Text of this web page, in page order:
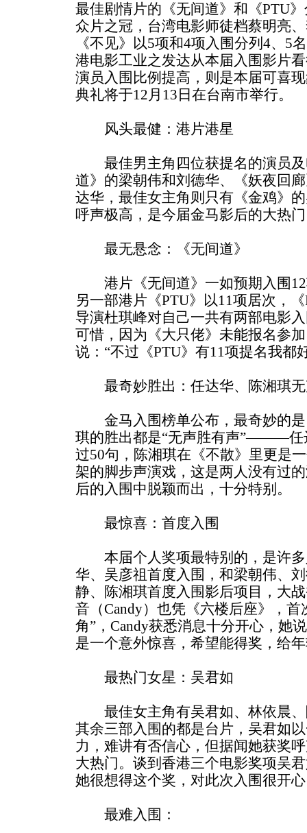
最佳剧情片的《无间道》和《PTU
众片之冠，台湾电影师徒档蔡明亮
《不见》以5项和4项入围分列4、5
港电影工业之发达从本届入围影片
演员入围比例提高，则是本届可喜
典礼将于12月13日在台南市举行。
风头最健：港片港星
最佳男主角四位获提名的演员及
道》的梁朝伟和刘德华、《妖夜回
达华，最佳女主角则只有《金鸡》
呼声极高，是今届金马影后的大热
最无悬念：《无间道》
港片《无间道》一如预期入围12
另一部港片《PTU》以11项居次，
导演杜琪峰对自己一共有两部电影
可惜，因为《大只佬》未能报名参
说：“不过《PTU》有11项提名我都
最奇妙胜出：任达华、陈湘琪无
金马入围榜单公布，最奇妙的是
琪的胜出都是“无声胜有声”———任
过50句，陈湘琪在《不散》里更是
架的脚步声演戏，这是两人没有过
后的入围中脱颖而出，十分特别。
最惊喜：首度入围
本届个人奖项最特别的，是许多
华、吴彦祖首度入围，和梁朝伟、
静、陈湘琪首度入围影后项目，大
音（Candy）也凭《六楼后座》，
角”，Candy获悉消息十分开心，她
是一个意外惊喜，希望能得奖，给
最热门女星：吴君如
最佳女主角有吴君如、林依晨、
其余三部入围的都是台片，吴君如
力，难讲有否信心，但据闻她获奖
大热门。谈到香港三个电影奖项吴
她很想得这个奖，对此次入围很开
最难入围：